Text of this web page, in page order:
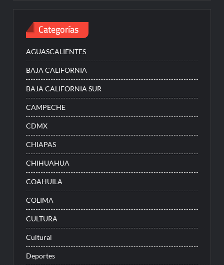
Categorías
AGUASCALIENTES
BAJA CALIFORNIA
BAJA CALIFORNIA SUR
CAMPECHE
CDMX
CHIAPAS
CHIHUAHUA
COAHUILA
COLIMA
CULTURA
Cultural
Deportes